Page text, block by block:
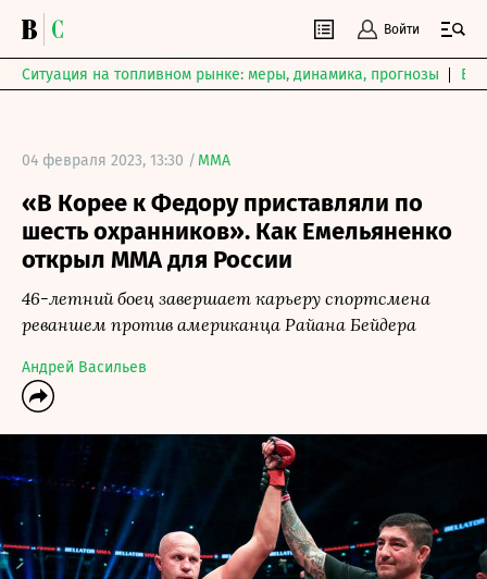
Войти
Ситуация на топливном рынке: меры, динамика, прогнозы
04 февраля 2023, 13:30 / MMA
«В Корее к Федору приставляли по
шесть охранников». Как Емельяненко
открыл ММА для России
46-летний боец завершает карьеру спортсмена
реваншем против американца Райана Бейдера
Андрей Васильев